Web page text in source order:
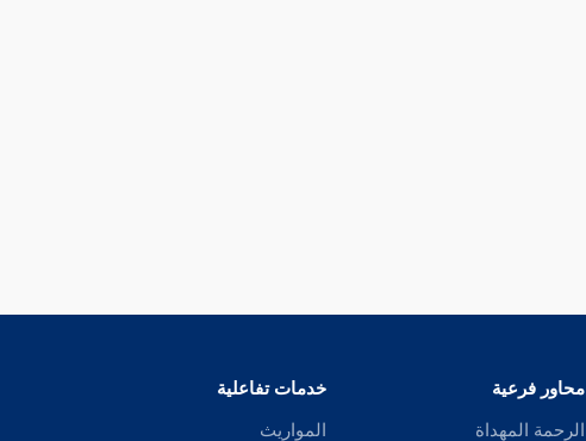
محاور فرعية
الرحمة المهداة
خدمات تفاعلية
المواريث